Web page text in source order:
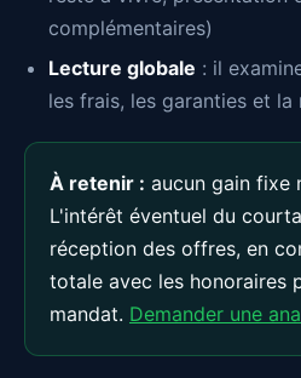
complémentaires)
Lecture globale : il
les frais, les garanties et la
À retenir : aucun gain fixe
L'intérêt éventuel du
réception des offres, en
totale avec les honoraires
mandat. Demander une